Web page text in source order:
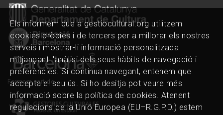
Formem part de:
Els informem que a gestiocultural.org utilitzem
cookies pròpies i de tercers per a millorar els nostres
serveis i mostrar-li informació personalitzada
mitjançant l'anàlisi dels seus hàbits de navegació i
preferències. Si continua navegant, entenem que
accepta el seu ús. Si ho desitja pot veure més
informació sobre la política de cookies. Atenent
regulacions de la Unió Europea (EU–R.G.P.D.) estem